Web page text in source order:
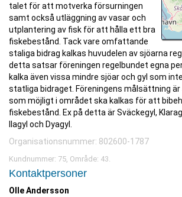
talet för att motverka försurningen
samt också utläggning av vasar och
utplantering av fisk för att hålla ett bra
fiskebestånd. Tack vare omfattande
staliga bidrag kalkas huvudelen av sjöarna
detta satsar föreningen regelbundet egna
kalka även vissa mindre sjöar och gyl som
statliga bidraget. Föreningens målsättning
som möjligt i området ska kalkas för att
fiskebestånd. Ex på detta är Sväckegyl,
Ilagyl och Dyagyl.
Organisationsnummer: 802600-1787
Kundnummer: 75, Område: 43.
Kontaktpersoner
Olle Andersson